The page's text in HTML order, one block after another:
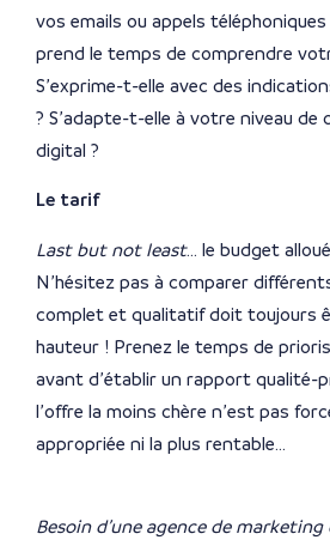
vos emails ou appels
prend le temps de comprendre
S’exprime-t-elle avec des
? S’adapte-t-elle à votre niveau de
digital ?
Le tarif
Last but not least… le budget
N’hésitez pas à comparer
complet et qualitatif doit toujours
hauteur ! Prenez le temps de
avant d’établir un rapport qualité-
l’offre la moins chère n’est pas
appropriée ni la plus rentable…
Besoin d’une agence de